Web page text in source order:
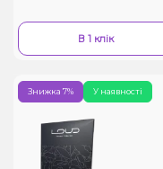
В 1 клік
У наявності
Знижка 7%